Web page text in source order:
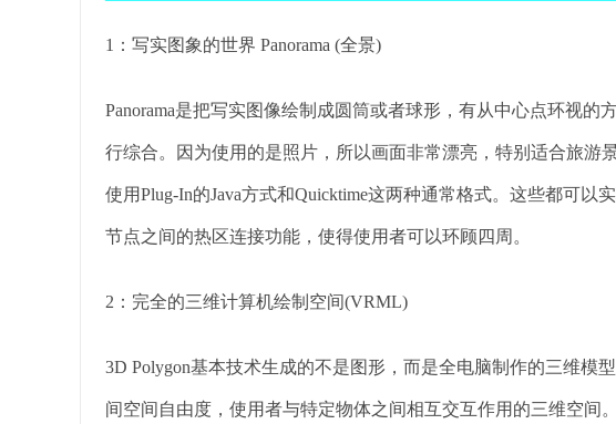
1：写实图象的世界 Panorama (全景)
Panorama是把写实图像绘制成圆筒或者球形，有从中心点环视的
行综合。因为使用的是照片，所以画面非常漂亮，特别适合旅游
使用Plug-In的Java方式和Quicktime这两种通常格式。这些都可以
节点之间的热区连接功能，使得使用者可以环顾四周。
2：完全的三维计算机绘制空间(VRML)
3D Polygon基本技术生成的不是图形，而是全电脑制作的三维模
间空间自由度，使用者与特定物体之间相互交互作用的三维空间